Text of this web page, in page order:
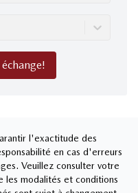
l'exactitude des
en cas d'erreurs
Veuillez consulter votre
les modalités et conditions